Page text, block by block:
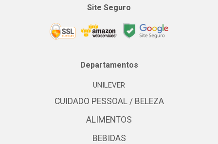
Site Seguro
Departamentos
UNILEVER
CUIDADO PESSOAL / BELEZA
ALIMENTOS
BEBIDAS